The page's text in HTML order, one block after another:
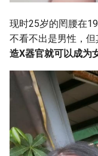
现时25岁的罔腰在
不看不出是男性，但
造X器官就可以成为